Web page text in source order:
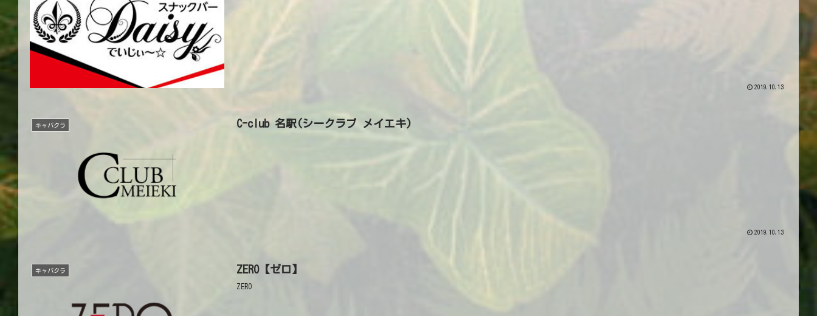
2019.10.13
キャバクラ C-club 名駅(シークラブ メイエキ)
2019.10.13
キャバクラ ZERO【ゼロ】
ZERO